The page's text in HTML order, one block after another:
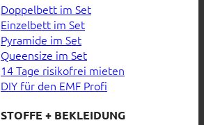
Doppelbett im Set
Einzelbett im Set
Pyramide im Set
Queensize im Set
14 Tage risikofrei mieten
DIY für den EMF Profi
STOFFE + BEKLEIDUNG